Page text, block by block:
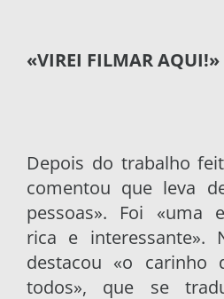
«VIREI FILMAR AQUI!»
Depois do trabalho
comentou que leva
pessoas». Foi «uma
rica e interessante».
destacou «o carinho
todos», que se